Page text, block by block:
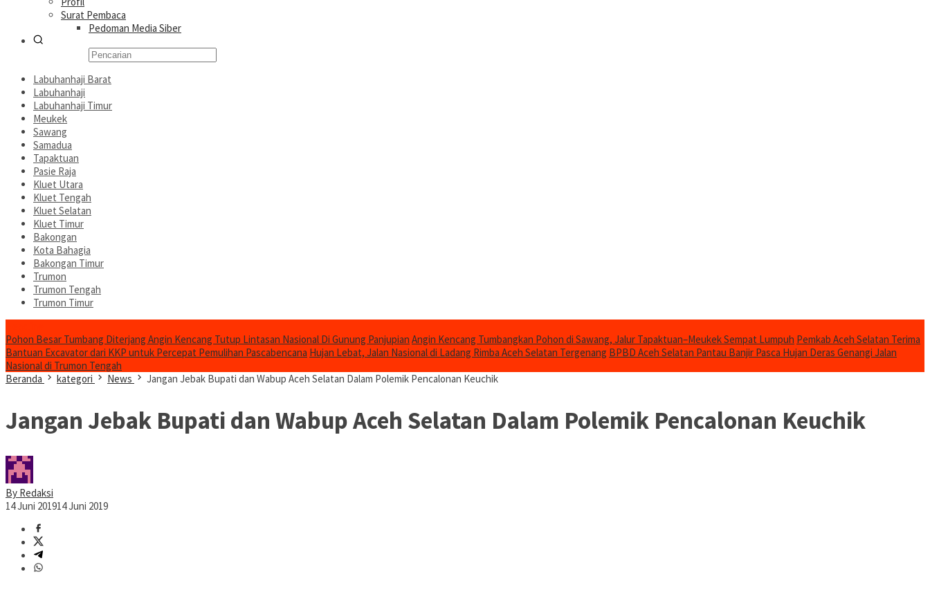
Surat Pembaca
Pedoman Media Siber
Labuhanhaji Barat
Labuhanhaji
Labuhanhaji Timur
Meukek
Sawang
Samadua
Tapaktuan
Pasie Raja
Kluet Utara
Kluet Tengah
Kluet Selatan
Kluet Timur
Bakongan
Kota Bahagia
Bakongan Timur
Trumon
Trumon Tengah
Trumon Timur
Pohon Besar Tumbang Diterjang Angin Kencang Tutup Lintasan Nasional Di Gunung Panjupian Angin Kencang Tumbangkan Pohon di Sawang, Jalur Tapaktuan–Meukek Sempat Lumpuh Pemkab Aceh Selatan Terima
Bantuan Excavator dari KKP untuk Percepat Pemulihan Pascabencana Hujan Lebat, Jalan Nasional di Ladang Rimba Aceh Selatan Tergenang BPBD Aceh Selatan Pantau Banjir Pasca Hujan Deras Genangi Jalan
Nasional di Trumon Tengah
Beranda
kategori News Jangan Jebak Bupati dan Wabup Aceh Selatan Dalam Polemik Pencalonan Keuchik
Jangan Jebak Bupati dan Wabup Aceh Selatan Dalam Polemik Pencalonan Keuchik
By Redaksi
14 Juni 201914 Juni 2019